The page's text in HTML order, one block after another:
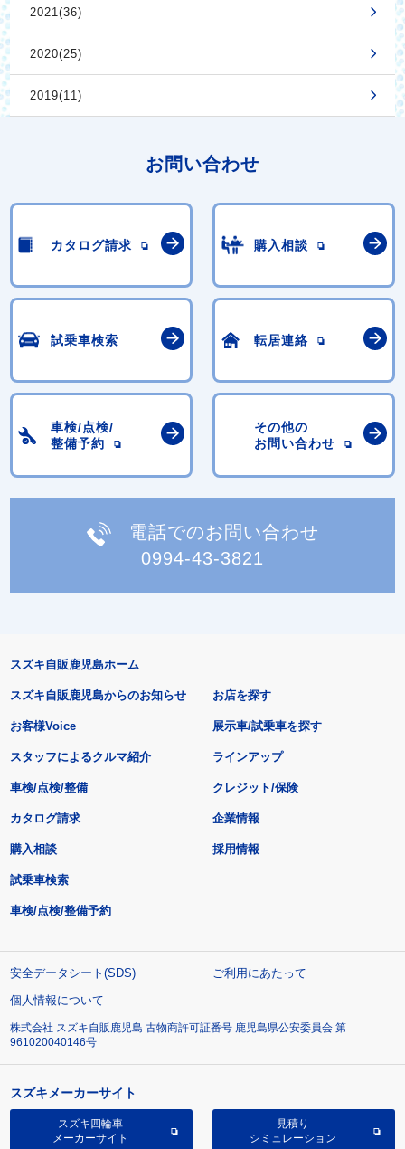
2021(36)
2020(25)
2019(11)
お問い合わせ
カタログ請求 購入相談
試乗車検索 転居連絡
車検/点検/
整備予約
その他の
お問い合わせ
電話でのお問い合わせ
0994-43-3821
スズキ自販鹿児島ホーム
スズキ自販鹿児島からのお知らせ
お客様Voice
スタッフによるクルマ紹介
お店を探す
展示車/試乗車を探す
ラインアップ
車検/点検/整備 クレジット/保険
カタログ請求
購入相談
試乗車検索
車検/点検/整備予約
企業情報
採用情報
安全データシート(SDS)
ご利用にあたって
個人情報について
株式会社 スズキ自販鹿児島 古物商許可証番号 鹿児島県公安委員会 第
961020040146号
スズキメーカーサイト
スズキ四輪車
メーカーサイト
見積り
シミュレーション